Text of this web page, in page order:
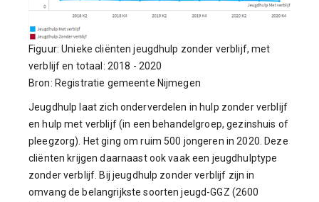
Figuur: Unieke cliënten jeugdhulp zonder verblijf, met
verblijf en totaal: 2018 - 2020
Bron: Registratie gemeente Nijmegen
Jeugdhulp laat zich onderverdelen in hulp zonder verblijf
en hulp met verblijf (in een behandelgroep, gezinshuis of
pleegzorg). Het ging om ruim 500 jongeren in 2020. Deze
cliënten krijgen daarnaast ook vaak een jeugdhulptype
zonder verblijf. Bij jeugdhulp zonder verblijf zijn in
omvang de belangrijkste soorten jeugd-GGZ (2600